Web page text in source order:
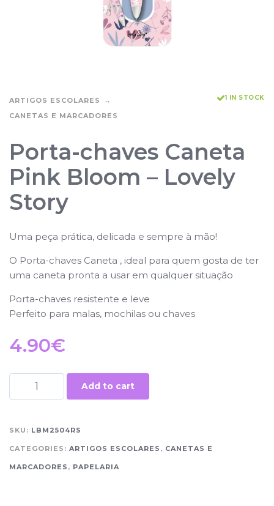
ARTIGOS ESCOLARES
CANETAS E MARCADORES
1 IN STOCK
Porta-chaves Caneta
Pink Bloom – Lovely
Story
Uma peça prática, delicada e sempre à mão!
O Porta-chaves Caneta , ideal para quem gosta de ter
uma caneta pronta a usar em qualquer situação
Porta-chaves resistente e leve
Perfeito para malas, mochilas ou chaves
4.90€
Add to cart
SKU: LBM2504RS
CATEGORIES: ARTIGOS ESCOLARES , CANETAS E
MARCADORES , PAPELARIA